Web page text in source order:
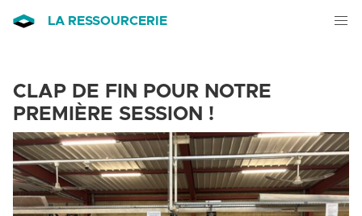
LA RESSOURCERIE
CLAP DE FIN POUR NOTRE
PREMIÈRE SESSION !